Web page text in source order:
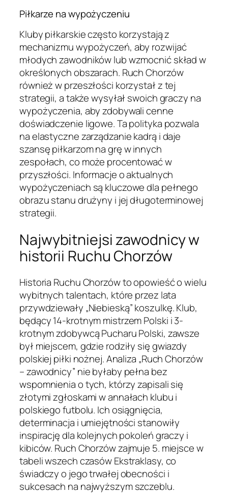
Piłkarze na wypożyczeniu
Kluby piłkarskie często korzystają z
mechanizmu wypożyczeń, aby rozwijać
młodych zawodników lub wzmocnić skład w
określonych obszarach. Ruch Chorzów
również w przeszłości korzystał z tej
strategii, a także wysyłał swoich graczy na
wypożyczenia, aby zdobywali cenne
doświadczenie ligowe. Ta polityka pozwala
na elastyczne zarządzanie kadrą i daje
szansę piłkarzom na grę w innych
zespołach, co może procentować w
przyszłości. Informacje o aktualnych
wypożyczeniach są kluczowe dla pełnego
obrazu stanu drużyny i jej długoterminowej
strategii.
Najwybitniejsi zawodnicy w
historii Ruchu Chorzów
Historia Ruchu Chorzów to opowieść o wielu
wybitnych talentach, które przez lata
przywdziewały „Niebieską” koszulkę. Klub,
będący 14-krotnym mistrzem Polski i 3-
krotnym zdobywcą Pucharu Polski, zawsze
był miejscem, gdzie rodziły się gwiazdy
polskiej piłki nożnej. Analiza „Ruch Chorzów
– zawodnicy” nie byłaby pełna bez
wspomnienia o tych, którzy zapisali się
złotymi zgłoskami w annałach klubu i
polskiego futbolu. Ich osiągnięcia,
determinacja i umiejętności stanowiły
inspirację dla kolejnych pokoleń graczy i
kibiców. Ruch Chorzów zajmuje 5. miejsce w
tabeli wszech czasów Ekstraklasy, co
świadczy o jego trwałej obecności i
sukcesach na najwyższym szczeblu.